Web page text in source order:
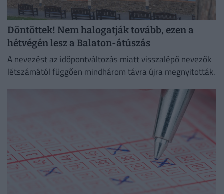
Döntöttek! Nem halogatják tovább, ezen a
hétvégén lesz a Balaton-átúszás
A nevezést az időpontváltozás miatt visszalépő nevezők
létszámától függően mindhárom távra újra megnyitották.